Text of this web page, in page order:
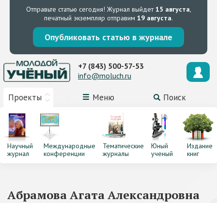
Отправьте статью сегодня! Журнал выйдет15 августа,
печатный экземпляр отправим 19 августа.
Опубликовать статью в журнале
Проекты Меню Поиск
+7 (843) 500-57-53
info@moluch.ru
Научный
журнал
Международные
конференции
Тематические
журналы
Юный
ученый
Издание
книг
Абрамова Агата Александровна